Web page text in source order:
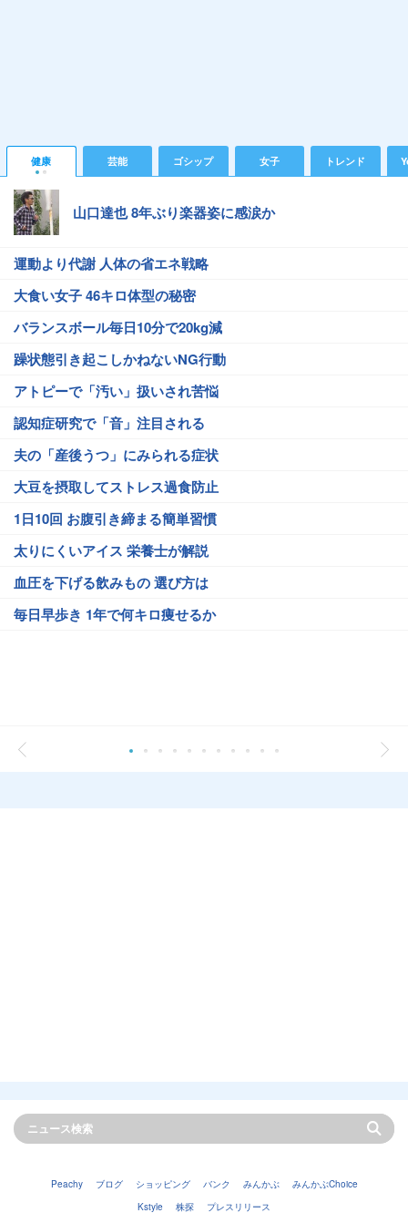
健康 芸能 ゴシップ 女子 トレンド
山口達也 8年ぶり楽器姿に感涙か
運動より代謝 人体の省エネ戦略
大食い女子 46キロ体型の秘密
バランスボール毎日10分で20kg減
躁状態引き起こしかねないNG行動
アトピーで「汚い」扱いされ苦悩
認知症研究で「音」注目される
夫の「産後うつ」にみられる症状
大豆を摂取してストレス過食防止
1日10回 お腹引き締まる簡単習慣
太りにくいアイス 栄養士が解説
血圧を下げる飲みもの 選び方は
毎日早歩き 1年で何キロ痩せるか
Peachy ブログ ショッピング バンク みんかぶ
みんかぶChoice
Kstyle
株探 プレスリリース